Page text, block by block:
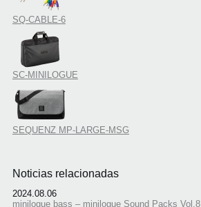
SQ-CABLE-6
SC-MINILOGUE
SEQUENZ MP-LARGE-MSG
Noticias relacionadas
2024.08.06
minilogue bass – minilogue Sound Packs Vol.8